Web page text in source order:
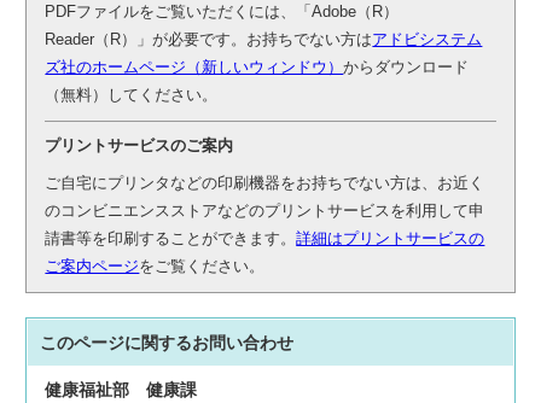
PDFファイルをご覧いただくには、「Adobe（R）
Reader（R）」が必要です。お持ちでない方はアドビシステム
ズ社のホームページ（新しいウィンドウ）からダウンロード
（無料）してください。
プリントサービスのご案内
ご自宅にプリンタなどの印刷機器をお持ちでない方は、お近く
のコンビニエンスストアなどのプリントサービスを利用して申
請書等を印刷することができます。詳細はプリントサービスの
ご案内ページをご覧ください。
このページに関するお問い合わせ
健康福祉部健康課